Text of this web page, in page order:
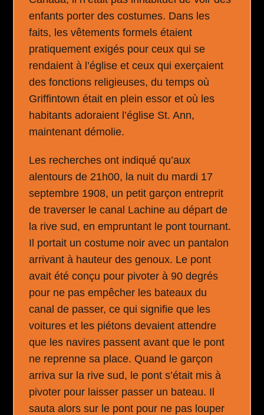
enfants porter des costumes. Dans les
faits, les vêtements formels étaient
pratiquement exigés pour ceux qui se
rendaient à l’église et ceux qui exerçaient
des fonctions religieuses, du temps où
Griffintown était en plein essor et où les
habitants adoraient l’église St. Ann,
maintenant démolie.
Les recherches ont indiqué qu’aux
alentours de 21h00, la nuit du mardi 17
septembre 1908, un petit garçon entreprit
de traverser le canal Lachine au départ de
la rive sud, en empruntant le pont tournant.
Il portait un costume noir avec un pantalon
arrivant à hauteur des genoux. Le pont
avait été conçu pour pivoter à 90 degrés
pour ne pas empêcher les bateaux du
canal de passer, ce qui signifie que les
voitures et les piétons devaient attendre
que les navires passent avant que le pont
ne reprenne sa place. Quand le garçon
arriva sur la rive sud, le pont s’était mis à
pivoter pour laisser passer un bateau. Il
sauta alors sur le pont pour ne pas louper